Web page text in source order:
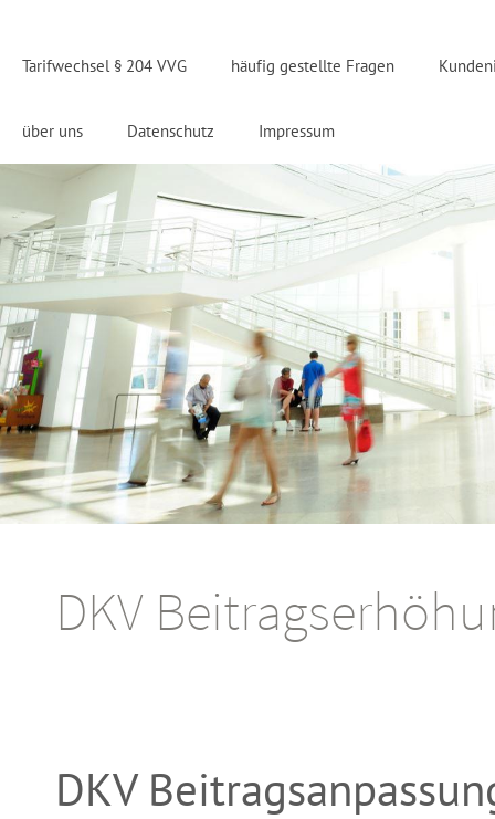
Tarifwechsel § 204 VVG häufig gestellte Fragen
über uns Datenschutz Impressum
DKV
DKV